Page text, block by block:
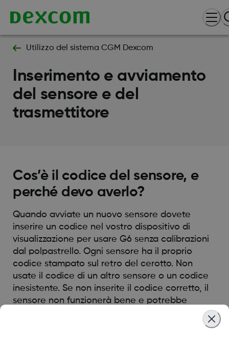
Utilizzo del sistema CGM Dexcom
Inserimento e avviamento
del sensore e del
trasmettitore
Cos’è il codice del sensore, e
perché devo averlo?
Quando avviate un nuovo sensore dovete
inserire un codice nel vostro dispositivo di
visualizzazione per usare G6 senza calibrazioni
dal polpastrello. Ogni sensore ha il proprio
codice stampato sul retro del cerotto. Non
usate il codice di un altro sensore o un codice
inesistente. Se non inserite il codice corretto, il
sensore non funzionerà bene e potrebbe
essere inaccurato. Se avete perso il codice del
sensore, potete calibrare G6 con i prelievi dal